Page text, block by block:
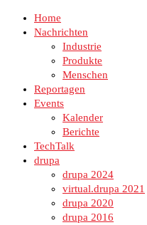
Home
Nachrichten
Industrie
Produkte
Menschen
Reportagen
Events
Kalender
Berichte
TechTalk
drupa
drupa 2024
virtual.drupa 2021
drupa 2020
drupa 2016